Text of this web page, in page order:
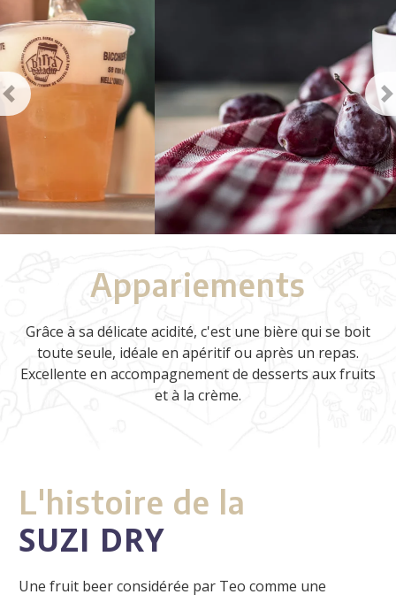
Previous
Appariements
Grâce à sa délicate acidité, c'est une bière qui se boit
toute seule, idéale en apéritif ou après un repas.
Excellente en accompagnement de desserts aux fruits
et à la crème.
L'histoire de la
SUZI DRY
Une fruit beerconsidérée par Teo comme une